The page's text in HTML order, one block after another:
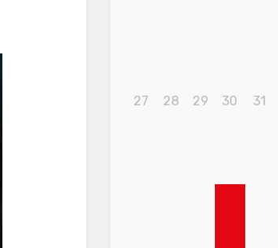
27 28 29 30 31